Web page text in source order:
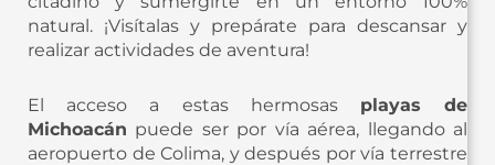
natural. ¡Visítalas y prepárate para descansar y
realizar actividades de aventura!
El acceso a estas hermosas playas de
Michoacán puede ser por vía aérea, llegando al
aeropuerto de Colima, y después por vía terrestre